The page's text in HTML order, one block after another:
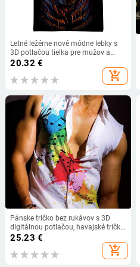
Letné ležérne nové módne lebky s
3D potlačou tielka pre mužov a
ženy bez rukávov tričká hip hop
streetwear nadrozmerné tričká
20.32 €
add_shopping_cart
Pánske tričko bez rukávov s 3D
digitálnou potlačou, havajské tričko
s krátkym rukávom a dúhovými
25.23 €
add_shopping_cart